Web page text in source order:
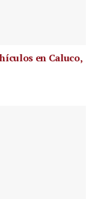
en Caluco,